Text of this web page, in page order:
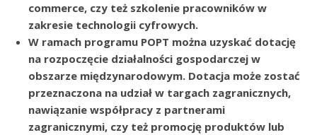
commerce, czy też szkolenie pracowników w
zakresie technologii cyfrowych.
W ramach programu POPT można uzyskać dotację
na rozpoczęcie działalności gospodarczej w
obszarze międzynarodowym. Dotacja może zostać
przeznaczona na udział w targach zagranicznych,
nawiązanie współpracy z partnerami
zagranicznymi, czy też promocję produktów lub